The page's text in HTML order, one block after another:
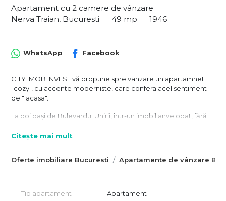
Apartament cu 2 camere de vânzare
Nerva Traian, Bucuresti
49 mp 1946
Oferte imobiliare Bucuresti Apartamente de vânzare
WhatsApp Facebook
CITY IMOB INVEST vă propune spre vanzare un apartamnet
"cozy", cu accente moderniste, care confera acel sentiment
de " acasa".
La doi pași de Bulevardul Unirii, într-un imobil anvelopat, fără
apartament de la etajul 1 este genul de locuință care
cromatice de verde, textura cărămizii aparente, iluminatul
Citește mai mult
Tip apartament Apartament